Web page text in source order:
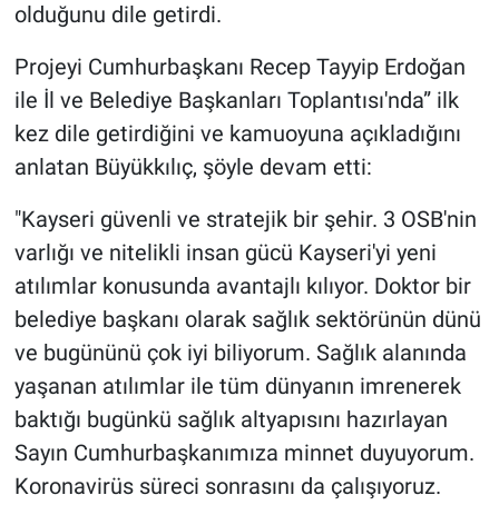
olduğunu dile getirdi.
Projeyi Cumhurbaşkanı Recep Tayyip Erdoğan
ile İl ve Belediye Başkanları Toplantısı'nda” ilk
kez dile getirdiğini ve kamuoyuna açıkladığını
anlatan Büyükkılıç, şöyle devam etti:
"Kayseri güvenli ve stratejik bir şehir. 3 OSB'nin
varlığı ve nitelikli insan gücü Kayseri'yi yeni
atılımlar konusunda avantajlı kılıyor. Doktor bir
belediye başkanı olarak sağlık sektörünün dünü
ve bugününü çok iyi biliyorum. Sağlık alanında
yaşanan atılımlar ile tüm dünyanın imrenerek
baktığı bugünkü sağlık altyapısını hazırlayan
Sayın Cumhurbaşkanımıza minnet duyuyorum.
Koronavirüs süreci sonrasını da çalışıyoruz.